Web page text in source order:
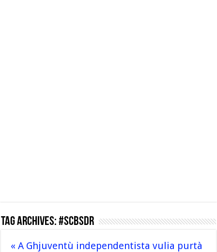
Tag Archives:#SCBSDR
« A Ghjuventù independentista vulia purtà